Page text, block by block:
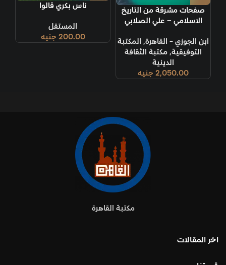
صفحات مشرقة من التاريخ
الاسلامي – علي الصلابي
ابن الجوزي - القاهرة, المكتبة
التوفيقية, مكتبة الثقافة
الدينية
2,050.00 جنيه
ناس بكري قالوا
المستقل
200.00 جنيه
مكتبة القاهرة
اخر المقالات